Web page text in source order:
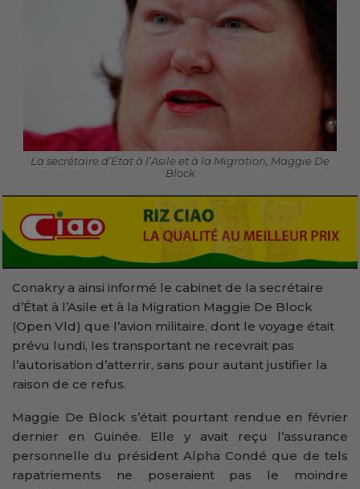
La secrétaire d’État à l’Asile et à la Migration, Maggie De
Block
Conakry a ainsi informé le cabinet de la secrétaire
d’État à l’Asile et à la Migration Maggie De Block
(Open Vld) que l’avion militaire, dont le voyage était
prévu lundi, les transportant ne recevrait pas
l’autorisation d’atterrir, sans pour autant justifier la
raison de ce refus.
Maggie De Block s’était pourtant rendue en février
dernier en Guinée. Elle y avait reçu l’assurance
personnelle du président Alpha Condé que de tels
rapatriements ne poseraient pas le moindre